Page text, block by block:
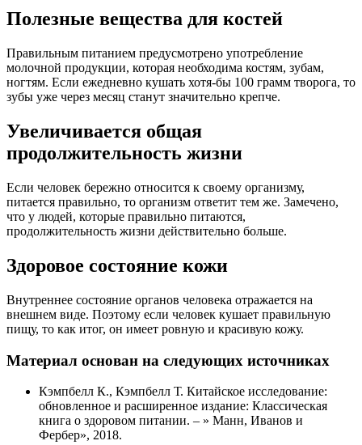
Полезные вещества для костей
Правильным питанием предусмотрено употребление
молочной продукции, которая необходима костям, зубам,
ногтям. Если ежедневно кушать хотя-бы 100 грамм творога, то
зубы уже через месяц станут значительно крепче.
Увеличивается общая
продолжительность жизни
Если человек бережно относится к своему организму,
питается правильно, то организм ответит тем же. Замечено,
что у людей, которые правильно питаются,
продолжительность жизни действительно больше.
Здоровое состояние кожи
Внутреннее состояние органов человека отражается на
внешнем виде. Поэтому если человек кушает правильную
пищу, то как итог, он имеет ровную и красивую кожу.
Материал основан на следующих источниках
Кэмпбелл К., Кэмпбелл Т. Китайское исследование:
обновленное и расширенное издание: Классическая
книга о здоровом питании. – » Манн, Иванов и
Фербер», 2018.